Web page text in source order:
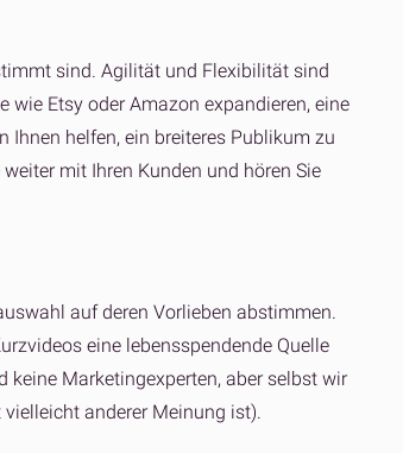
sind. Agilität und Flexibilität sind
wie Etsy oder Amazon expandieren, eine
Ihnen helfen, ein breiteres Publikum zu
mit Ihren Kunden und hören Sie
auf deren Vorlieben abstimmen.
eine lebensspendende Quelle
keine Marketingexperten, aber selbst wir
vielleicht anderer Meinung ist).